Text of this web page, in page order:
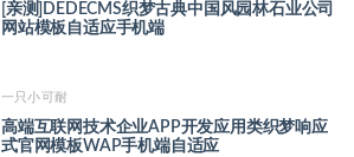
[亲测]DEDECMS织梦古典中国风园林石业公司
网站模板自适应手机端
一只小可耐
高端互联网技术企业APP开发应用类织梦响应
式官网模板WAP手机端自适应